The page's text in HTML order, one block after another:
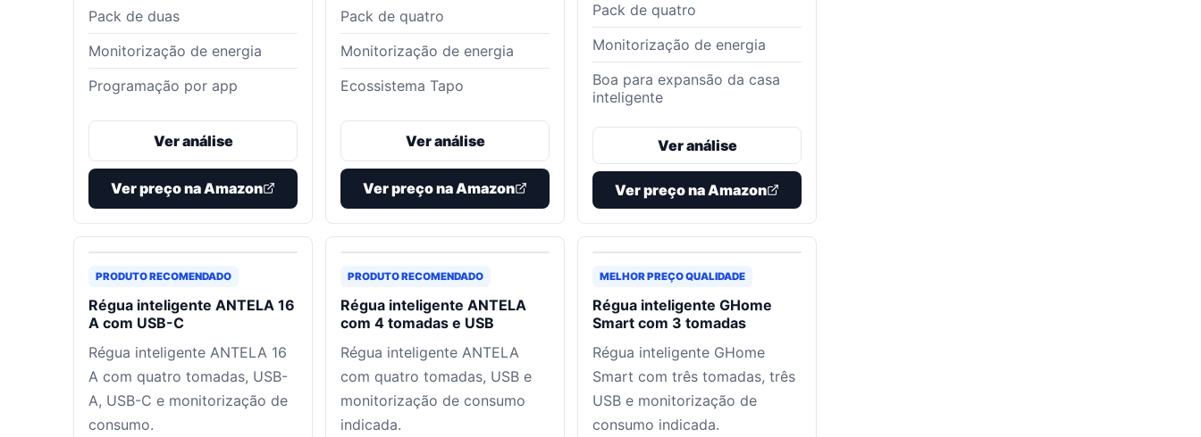
Pack de duas
Monitorização de energia
Programação por app
Ver análise
Ver preço na Amazon
Pack de quatro
Monitorização de energia
Ecossistema Tapo
Ver análise
Ver preço na Amazon
Pack de quatro
Monitorização de energia
Boa para expansão da casa
inteligente
Ver análise
Ver preço na Amazon
PRODUTO RECOMENDADO
Régua inteligente ANTELA 16
A com USB-C
Régua inteligente ANTELA 16
A com quatro tomadas, USB-
A, USB-C e monitorização de
consumo.
PRODUTO RECOMENDADO
Régua inteligente ANTELA
com 4 tomadas e USB
Régua inteligente ANTELA
com quatro tomadas, USB e
monitorização de consumo
indicada.
MELHOR PREÇO QUALIDADE
Régua inteligente GHome
Smart com 3 tomadas
Régua inteligente GHome
Smart com três tomadas, três
USB e monitorização de
consumo indicada.